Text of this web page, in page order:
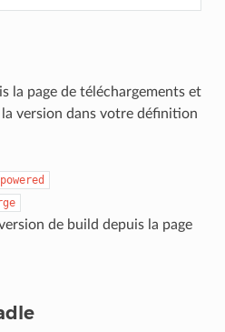
la page de téléchargements et
version dans votre définition
de build depuis la page